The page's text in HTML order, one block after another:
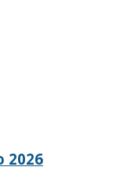
2026